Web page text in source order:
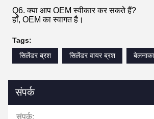
Q6. क्या आप OEM स्वीकार कर सकते हैं?
हाँ, OEM का स्वागत है।
Tags:
सिलेंडर ब्रश
सिलेंडर वायर ब्रश
संपर्क
संपर्क: